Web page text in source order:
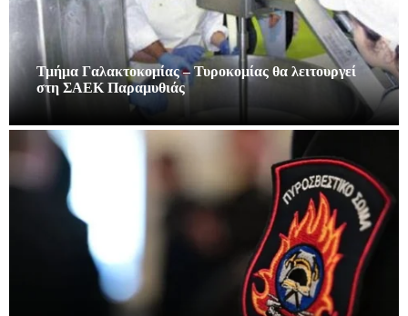
Τμήμα Γαλακτοκομίας – Τυροκομίας θα λειτουργεί
στη ΣΑΕΚ Παραμυθιάς